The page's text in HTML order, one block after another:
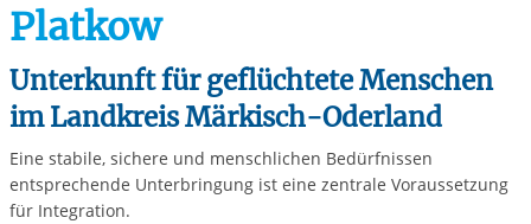
Platkow
Unterkunft für geflüchtete Menschen
im Landkreis Märkisch-Oderland
Eine stabile, sichere und menschlichen Bedürfnissen
entsprechende Unterbringung ist eine zentrale Voraussetzung
für Integration.